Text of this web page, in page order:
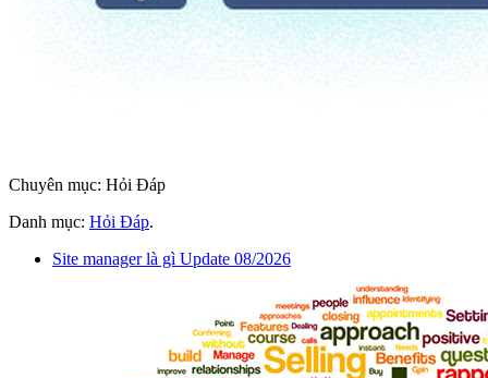
Chuyên mục: Hỏi Đáp
Danh mục: Hỏi Đáp.
Site manager là gì Update 08/2026